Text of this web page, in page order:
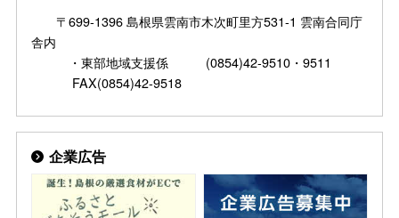
〒699-1396 島根県雲南市木次町里方531-1 雲南合同庁
舎内
・東部地域支援係 (0854)42-9510・9511
FAX(0854)42-9518
企業広告